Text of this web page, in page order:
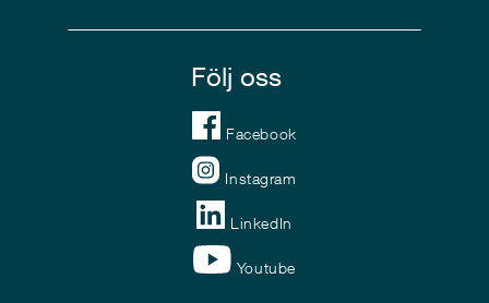
Följ oss
Facebook
Instagram
LinkedIn
Youtube